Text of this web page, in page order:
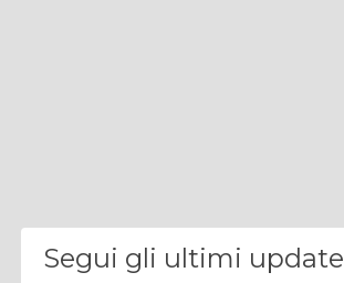
Segui gli ultimi update